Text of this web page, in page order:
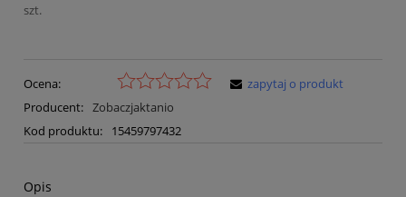
szt.
Ocena:
Producent: Zobaczjaktanio
Kod produktu:
15459797432
zapytaj o produkt
Opis